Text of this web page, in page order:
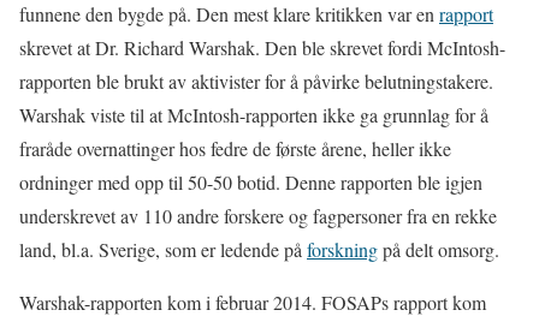
funnene den bygde på. Den mest klare kritikken var enrapport
skrevet at Dr. Richard Warshak. Den ble skrevet fordi McIntosh-
rapporten ble brukt av aktivister for å påvirke belutningstakere.
Warshak viste til at McIntosh-rapporten ikke ga grunnlag for å
fraråde overnattinger hos fedre de første årene, heller ikke
ordninger med opp til 50-50 botid. Denne rapporten ble igjen
underskrevet av 110 andre forskere og fagpersoner fra en rekke
land, bl.a. Sverige, som er ledende påforskningpå delt omsorg.
Warshak-rapporten kom i februar 2014. FOSAPs rapport kom